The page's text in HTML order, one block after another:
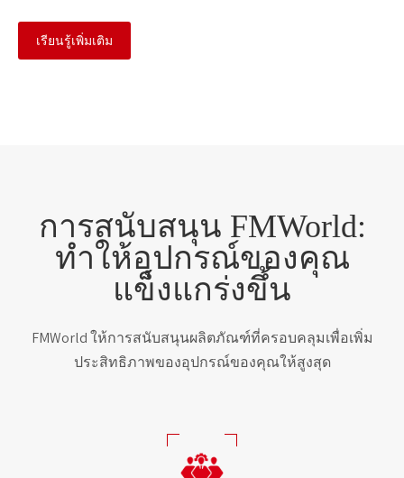
เรียนรู้เพิ่มเติม
การสนับสนุน FMWorld:
ทำให้อุปกรณ์ของคุณ
แข็งแกร่งขึ้น
FMWorld ให้การสนับสนุนผลิตภัณฑ์ที่ครอบคลุมเพื่อเพิ่ม
ประสิทธิภาพของอุปกรณ์ของคุณให้สูงสุด